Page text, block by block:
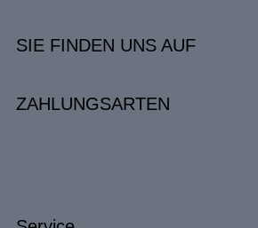
SIE FINDEN UNS AUF
ZAHLUNGSARTEN